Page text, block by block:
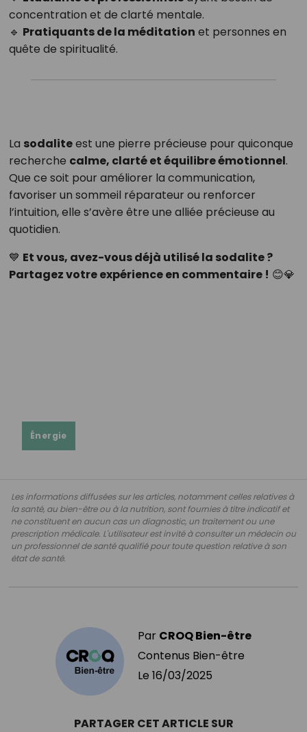
concentration et de clarté mentale.
🔹 Pratiquants de la méditation et personnes en
quête de spiritualité.
La sodaliteest une pierre précieuse pour quiconque
recherche calme, clarté et équilibre émotionnel.
Que ce soit pour améliorer la communication,
favoriser un sommeil réparateur ou renforcer
l’intuition, elle s’avère être une alliée précieuse au
quotidien.
💙 Et vous, avez-vous déjà utilisé la sodalite ?
Partagez votre expérience en commentaire ! 😊💎
Énergie
Les informations diffusées sur les articles, notamment celles relatives à
la santé, au bien-être ou à la nutrition, sont fournies à titre indicatif et
ne constituent en aucun cas un diagnostic, un traitement ou une
prescription médicale. L'utilisateur est invité à consulter un médecin ou
un professionnel de santé qualifié pour toute question relative à son
état de santé.
Par CROQ Bien-être
Contenus Bien-être
Le 16/03/2025
PARTAGER CET ARTICLE SUR